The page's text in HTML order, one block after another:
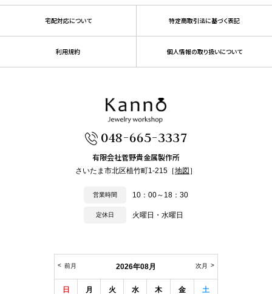
宅配対応について 特定商取引法に基づく表記
利用規約 個人情報の取り扱いについて
048-665-3337
有限会社菅野貴金属製作所
さいたま市北区植竹町1-215［地図 ］
営業時間 10：00～18：30
定休日 火曜日・水曜日
2026年08月
前月 次月
日 月 火 水 木 金 土